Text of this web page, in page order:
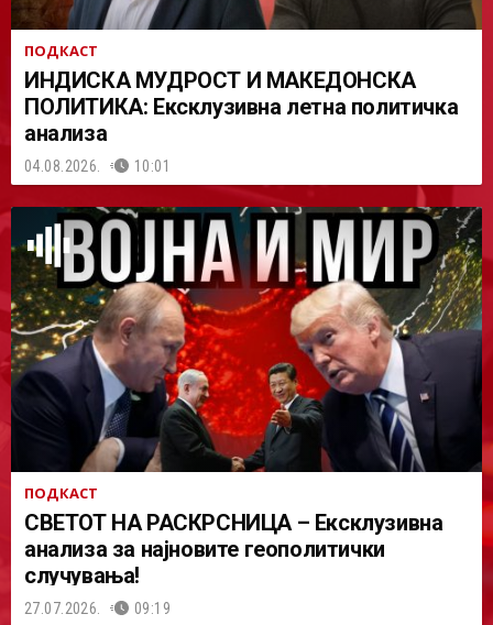
ПОДКАСТ
ИНДИСКА МУДРОСТ И МАКЕДОНСКА
ПОЛИТИКА: Ексклузивна летна политичка
анализа
04.08.2026. 10:01
ПОДКАСТ
СВЕТОТ НА РАСКРСНИЦА – Ексклузивна
анализа за најновите геополитички
случувања!
27.07.2026. 09:19